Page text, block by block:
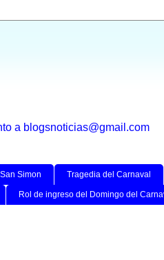
a blogsnoticias@gmail.com
Simon Tragedia del Carnaval
Rol de ingreso del Domingo del